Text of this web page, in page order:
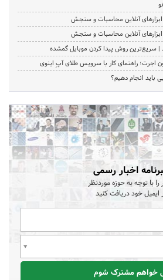
آنلاین محاسبات و سنجش
آنلاین محاسبات و سنجش
سریع‌ترین روش پیدا کردن موبایل گمشده
اجرت؛ راهنمای کار با سرویس طلای آپِ اینوی
باید انجام دهیم؟
اخبار رسمی
را با توجه به حوزه موردنظر
ایمیل خود دریافت کنید
خواهم مشترک شوم